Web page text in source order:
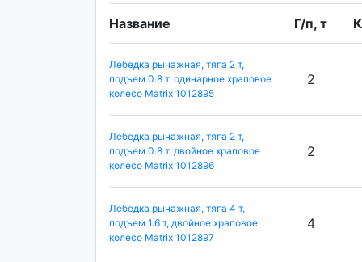
Название Г/п, т
Лебедка рычажная, тяга 2 т,
подъем 0.8 т, одинарное храповое
колесо Matrix 1012895
2
Лебедка рычажная, тяга 2 т,
подъем 0.8 т, двойное храповое
колесо Matrix 1012896
2
Лебедка рычажная, тяга 4 т,
подъем 1.6 т, двойное храповое
колесо Matrix 1012897
4